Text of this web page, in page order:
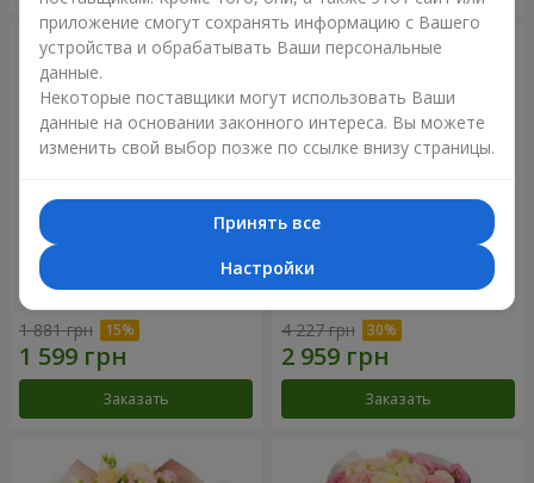
Букет "Дзинтарс"
1 881 грн
Заказать
Букет "Your Smile"
4 227 грн
Заказать
приложение смогут сохранять информацию с Вашего
устройства и обрабатывать Ваши персональные
данные.
Некоторые поставщики могут использовать Ваши
данные на основании законного интереса. Вы можете
изменить свой выбор позже по ссылке внизу страницы.
Принять все
Настройки